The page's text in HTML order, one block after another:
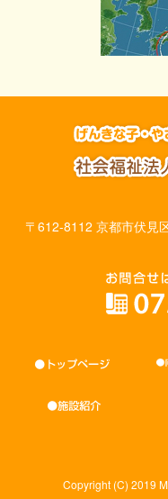
〒612-8112 京都市伏見
Copyright (C) 2019